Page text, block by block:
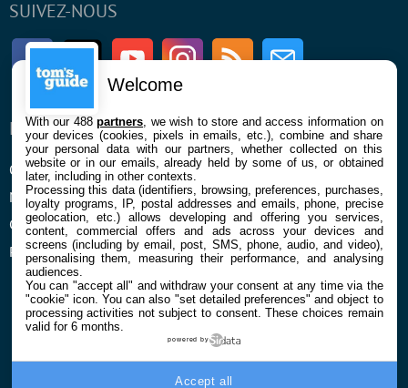
SUIVEZ-NOUS
FacebookTwitter Youtube InstagramRSS Newsletter
ENTREPRISE
Qui sommes nous
Mentions légales et CGU
Confidentialité et Cookies
Préférences cookies
À PROPOS
La rédaction
Contact
Welcome
With our 488partners , we wish to store and access information on
your devices (cookies, pixels in emails, etc.), combine and share
your personal data with our partners, whether collected on this
website or in our emails, already held by some of us, or obtained
later, including in other contexts.
Processing this data (identifiers, browsing, preferences, purchases,
loyalty programs, IP, postal addresses and emails, phone, precise
geolocation, etc.) allows developing and offering you services,
content, commercial offers and ads across your devices and
screens (including by email, post, SMS, phone, audio, and video),
personalising them, measuring their performance, and analysing
audiences.
You can "accept all" and withdraw your consent at any time via the
"cookie" icon. You can also "set detailed preferences" and object to
processing activities not subject to consent. These choices remain
valid for 6 months.
powered by
Accept all